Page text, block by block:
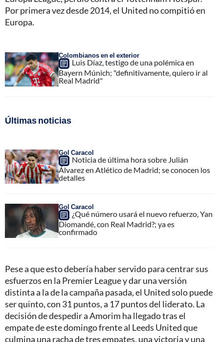
Por primera vez desde 2014, el United no compitió en
Europa.
Colombianos en el exterior
Luis Díaz, testigo de una polémica en
Bayern Múnich; "definitivamente, quiero ir al
Real Madrid"
Últimas noticias
Gol Caracol
Noticia de última hora sobre Julián
Álvarez en Atlético de Madrid; se conocen los
detalles
Gol Caracol
¿Qué número usará el nuevo refuerzo, Yan
Diomandé, con Real Madrid?; ya es
confirmado
Pese a que esto debería haber servido para centrar sus
esfuerzos en la Premier League y dar una versión
distinta a la de la campaña pasada, el United solo puede
ser quinto, con 31 puntos, a 17 puntos del liderato. La
decisión de despedir a Amorim ha llegado tras el
empate de este domingo frente al Leeds United que
culmina una racha de tres empates, una victoria y una